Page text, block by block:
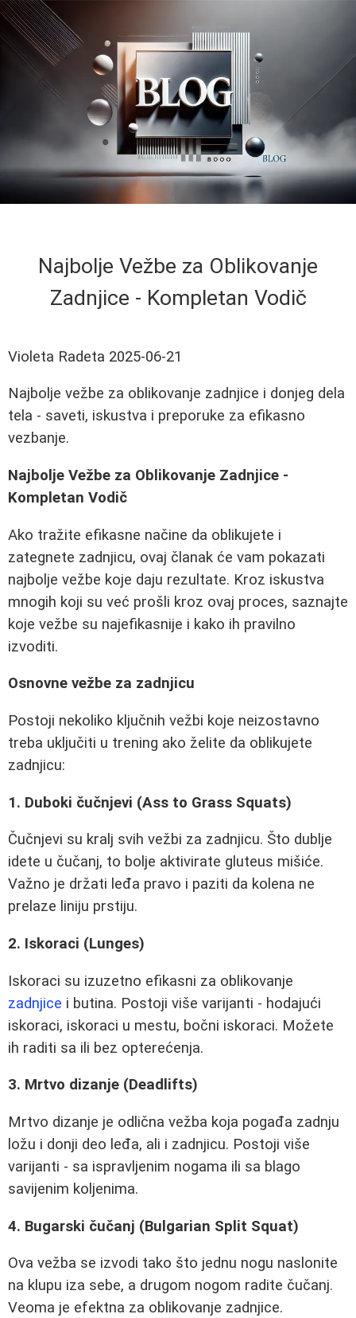
Najbolje Vežbe za Oblikovanje
Zadnjice - Kompletan Vodič
Violeta Radeta 2025-06-21
Najbolje vežbe za oblikovanje zadnjice i donjeg dela
tela - saveti, iskustva i preporuke za efikasno
vezbanje.
Najbolje Vežbe za Oblikovanje Zadnjice -
Kompletan Vodič
Ako tražite efikasne načine da oblikujete i
zategnete zadnjicu, ovaj članak će vam pokazati
najbolje vežbe koje daju rezultate. Kroz iskustva
mnogih koji su već prošli kroz ovaj proces, saznajte
koje vežbe su najefikasnije i kako ih pravilno
izvoditi.
Osnovne vežbe za zadnjicu
Postoji nekoliko ključnih vežbi koje neizostavno
treba uključiti u trening ako želite da oblikujete
zadnjicu:
1. Duboki čučnjevi (Ass to Grass Squats)
Čučnjevi su kralj svih vežbi za zadnjicu. Što dublje
idete u čučanj, to bolje aktivirate gluteus mišiće.
Važno je držati leđa pravo i paziti da kolena ne
prelaze liniju prstiju.
2. Iskoraci (Lunges)
Iskoraci su izuzetno efikasni za oblikovanje
zadnjice i butina. Postoji više varijanti - hodajući
iskoraci, iskoraci u mestu, bočni iskoraci. Možete
ih raditi sa ili bez opterećenja.
3. Mrtvo dizanje (Deadlifts)
Mrtvo dizanje je odlična vežba koja pogađa zadnju
ložu i donji deo leđa, ali i zadnjicu. Postoji više
varijanti - sa ispravljenim nogama ili sa blago
savijenim koljenima.
4. Bugarski čučanj (Bulgarian Split Squat)
Ova vežba se izvodi tako što jednu nogu naslonite
na klupu iza sebe, a drugom nogom radite čučanj.
Veoma je efektna za oblikovanje zadnjice.